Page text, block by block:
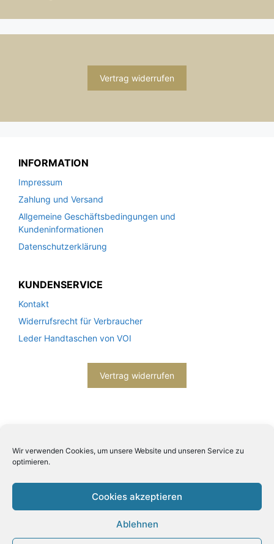
Wir verwenden Cookies, um unsere Website und unseren Service zu
optimieren.
Cookies akzeptieren
Ablehnen
Vertrag widerrufen
INFORMATION
Impressum
Zahlung und Versand
Allgemeine Geschäftsbedingungen und
Kundeninformationen
Datenschutzerklärung
KUNDENSERVICE
Kontakt
Widerrufsrecht für Verbraucher
Leder Handtaschen von VOI
Vertrag widerrufen
2026© Engels mode schmuck -Datenschutzerklärung
Impressum- Bitte beachten Sie unsere